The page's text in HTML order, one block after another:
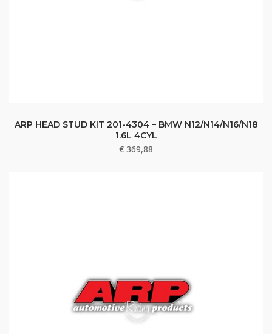
ARP HEAD STUD KIT 201-4304 – BMW N12/N14/N16/N18
1.6L 4CYL
€ 369,88